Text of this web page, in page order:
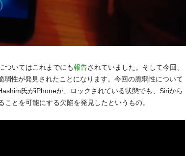
ついてはこれまでにも報告されていました。そして今回、
弱性が発見されたことになります。今回の脆弱性について
氏がiPhoneが、ロックされている状態でも、Siriから
とを可能にする欠陥を発見したというもの。